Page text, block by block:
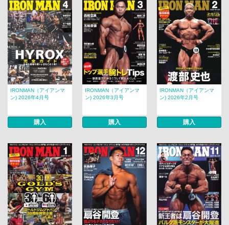
IRONMAN（アイアンマ
ン) 2026年4月号
購入
IRONMAN（アイアンマ
ン) 2026年3月号
購入
IRONMAN（アイアンマ
ン) 2026年2月号
購入